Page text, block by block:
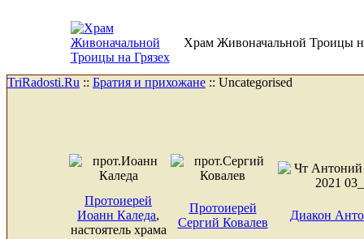
Храм Живоначальной Троицы
TriRadosti.Ru :: Братия и прихожане :: Uncategorised
Протоиерей
Иоанн Каледа,
настоятель храма
Протоиерей
Сергий Ковалев
Диакон